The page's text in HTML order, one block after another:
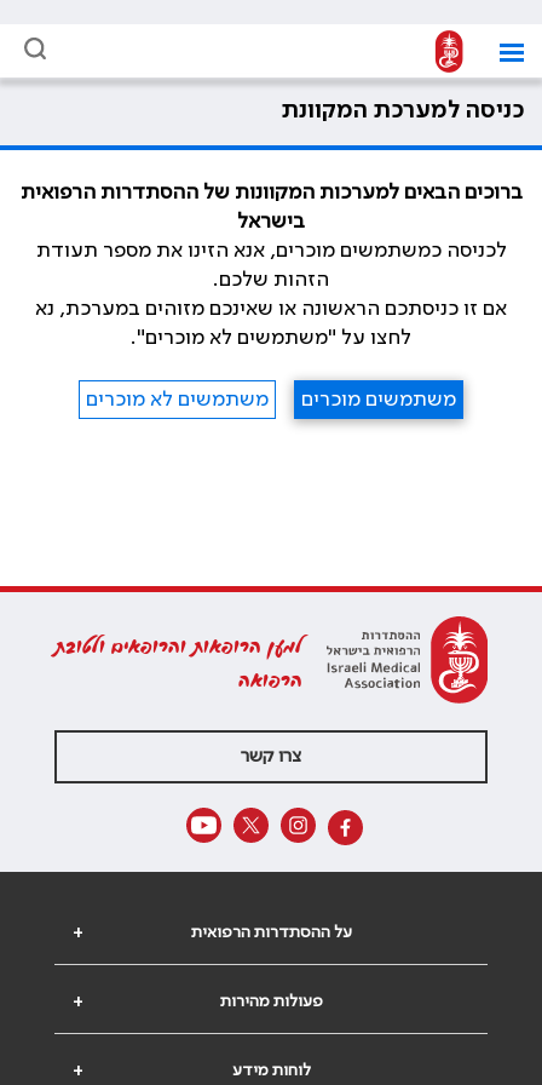
כניסה למערכת המקוונת
ברוכים הבאים למערכות המקוונות של ההסתדרות הרפואית
בישראל
לכניסה כמשתמשים מוכרים, אנא הזינו את מספר תעודת
הזהות שלכם.
אם זו כניסתכם הראשונה או שאינכם מזוהים במערכת, נא
לחצו על "משתמשים לא מוכרים".
משתמשים מוכרים משתמשים לא מוכרים
למען הרופאות והרופאים ולטובת
הרפואה
צרו קשר
+ על ההסתדרות הרפואית
+ פעולות מהירות
+ לוחות מידע